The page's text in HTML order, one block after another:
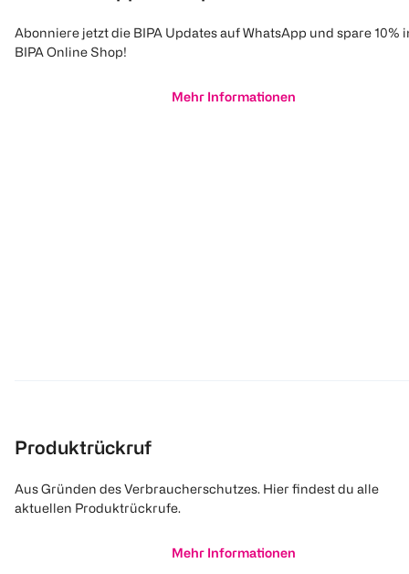
Abonniere jetzt die BIPA Updates auf WhatsApp und spare 10%
BIPA Online Shop!
Mehr Informationen
Produktrückruf
Aus Gründen des Verbraucherschutzes. Hier findest du alle
aktuellen Produktrückrufe.
Mehr Informationen